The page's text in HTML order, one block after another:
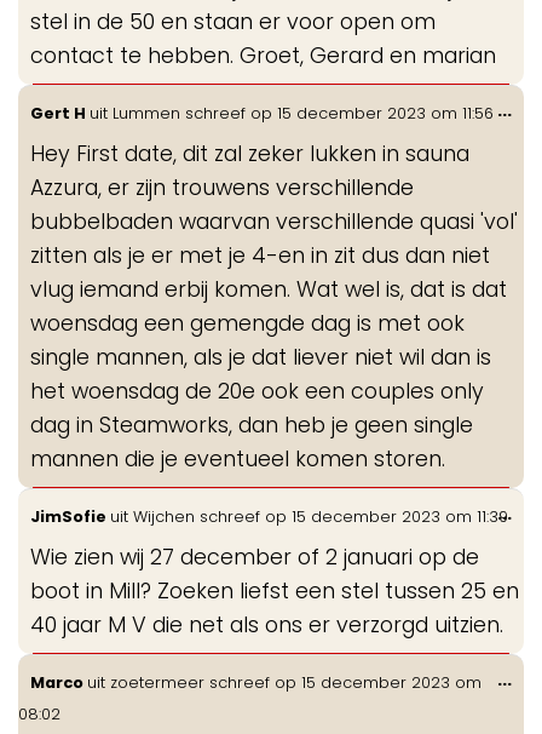
stel in de 50 en staan er voor open om
contact te hebben. Groet, Gerard en marian
Gert H uit Lummen schreef op 15 december 2023 om 11:56
Hey First date, dit zal zeker lukken in sauna
Azzura, er zijn trouwens verschillende
bubbelbaden waarvan verschillende quasi 'vol'
zitten als je er met je 4-en in zit dus dan niet
vlug iemand erbij komen. Wat wel is, dat is dat
woensdag een gemengde dag is met ook
single mannen, als je dat liever niet wil dan is
het woensdag de 20e ook een couples only
dag in Steamworks, dan heb je geen single
mannen die je eventueel komen storen.
...
JimSofie uit Wijchen schreef op 15 december 2023 om 11:39
Wie zien wij 27 december of 2 januari op de
boot in Mill? Zoeken liefst een stel tussen 25 en
40 jaar M V die net als ons er verzorgd uitzien.
...
Marco uit zoetermeer schreef op 15 december 2023 om
08:02
...